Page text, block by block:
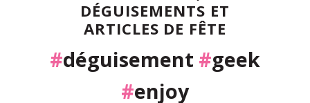
DÉGUISEMENTS ET
ARTICLES DE FÊTE
#déguisement #geek
#enjoy